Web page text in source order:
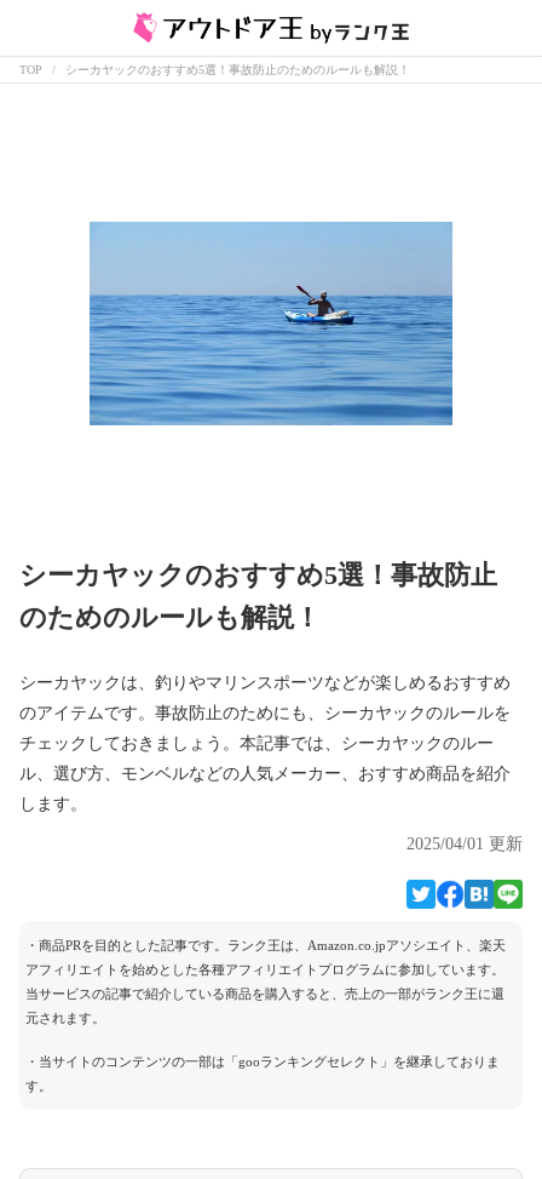
TOP シーカヤックのおすすめ5選！事故防止のためのルールも解説！
シーカヤックのおすすめ5選！事故防止
のためのルールも解説！
シーカヤックは、釣りやマリンスポーツなどが楽しめるおすすめ
のアイテムです。事故防止のためにも、シーカヤックのルールを
チェックしておきましょう。本記事では、シーカヤックのルー
ル、選び方、モンベルなどの人気メーカー、おすすめ商品を紹介
します。
2025/04/01 更新
・商品PRを目的とした記事です。ランク王は、Amazon.co.jpアソシエイト、楽天
アフィリエイトを始めとした各種アフィリエイトプログラムに参加しています。
当サービスの記事で紹介している商品を購入すると、売上の一部がランク王に還
元されます。
・当サイトのコンテンツの一部は「gooランキングセレクト」を継承しておりま
す。